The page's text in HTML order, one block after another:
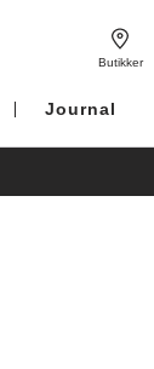
Butikker
Journal